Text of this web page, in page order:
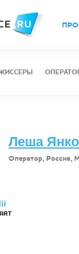
Леша
Оператор, Россия,